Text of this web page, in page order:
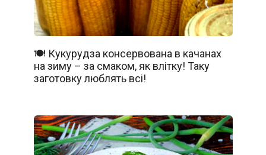
🍽️ Кукурудза консервована в качанах
на зиму – за смаком, як влітку! Таку
заготовку люблять всі!